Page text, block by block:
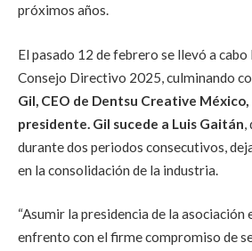
próximos años.
El pasado 12 de febrero se llevó a
Consejo Directivo 2025, culminando
Gil, CEO de Dentsu Creative
presidente. Gil sucede a Luis Gaitán
durante dos periodos consecutivos,
en la consolidación de la industria.
“Asumir la presidencia de la asociación
enfrento con el firme compromiso de